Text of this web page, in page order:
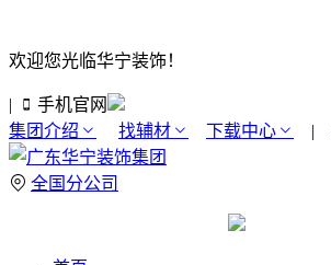
欢迎您光临华宁装饰！
|
手机官网
集团介绍
找辅材 下载中心 |
全国分公司